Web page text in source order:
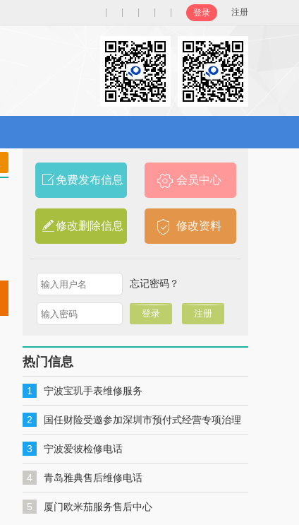
登录 注册
免费发布信息 会员中心
修改删除信息 修改资料
忘记密码？
热门信息
1 宁波宝玑手表维修服务
2 国任财险受邀参加深圳市预付式经营专项治理
工作推进会暨预付式经营领域保险签约仪式
3 宁波爱彼检修电话
4 青岛雅典售后维修电话
5 厦门欧米茄服务售后中心